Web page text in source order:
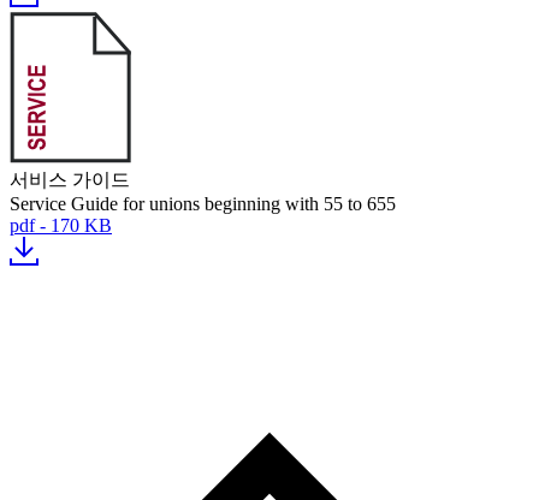
서비스 가이드
Service Guide for unions beginning with 55 to 655
pdf - 170 KB